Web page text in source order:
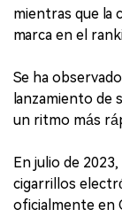
mientras que la
marca en el
Se ha
lanzamiento de
un ritmo más
En julio de
cigarrillos
oficialmente en